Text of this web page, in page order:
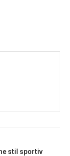
stil sportiv